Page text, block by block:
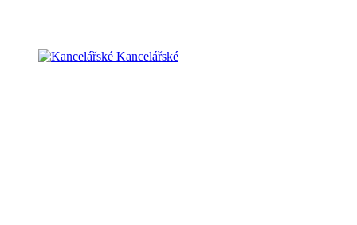
Kancelářské